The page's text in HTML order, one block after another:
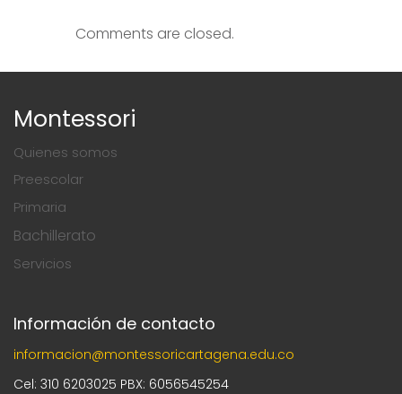
Comments are closed.
Montessori
Quienes somos
Preescolar
Primaria
Bachillerato
Servicios
Información de contacto
informacion@montessoricartagena.edu.co
Cel: 310 6203025 PBX: 6056545254